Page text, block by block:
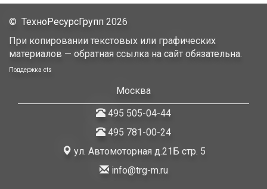
© ТехноРесурсГрупп 2026
При копировании текстовых или графических
материалов — обратная ссылка на сайт обязательна.
Поддержка cts
Москва
495 505-04-44
495 781-00-24
ул. Автомоторная д.21Б стр. 5
info@trg-m.ru